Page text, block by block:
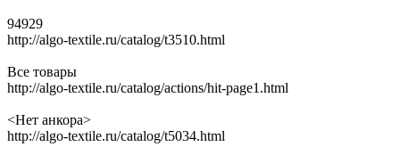
94929
http://algo-textile.ru/catalog/t3510.html
Все товары
http://algo-textile.ru/catalog/actions/hit-page1.html
<Нет анкора>
http://algo-textile.ru/catalog/t5034.html